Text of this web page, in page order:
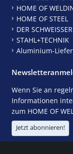
HOME OF
HOME OF STEEL
DER SCHWEISSER
STAHL+TECHNIK
Aluminium-
Wenn Sie an
Informationen
zum HOME OF
Jetzt abonnieren!